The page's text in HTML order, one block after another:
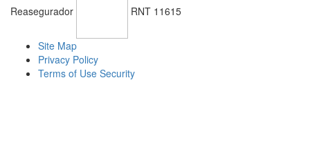
Reasegurador RNT 11615
Site Map
Privacy Policy
Terms of Use Security